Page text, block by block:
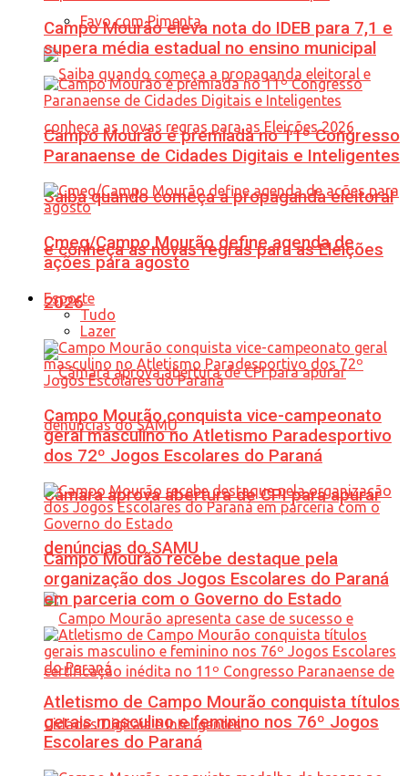
Favo com Pimenta
Saiba quando começa a propaganda eleitoral
e conheça as novas regras para as Eleições
2026
Câmara aprova abertura de CPI para apurar
denúncias do SAMU
Campo Mourão eleva nota do IDEB para 7,1 e
supera média estadual no ensino municipal
Campo Mourão é premiada no 11º Congresso
Paranaense de Cidades Digitais e Inteligentes
Cmeg/Campo Mourão define agenda de
ações para agosto
Esporte
Tudo
Lazer
Campo Mourão conquista vice-campeonato
geral masculino no Atletismo Paradesportivo
dos 72º Jogos Escolares do Paraná
Campo Mourão recebe destaque pela
organização dos Jogos Escolares do Paraná
em parceria com o Governo do Estado
Atletismo de Campo Mourão conquista títulos
gerais masculino e feminino nos 76º Jogos
Escolares do Paraná